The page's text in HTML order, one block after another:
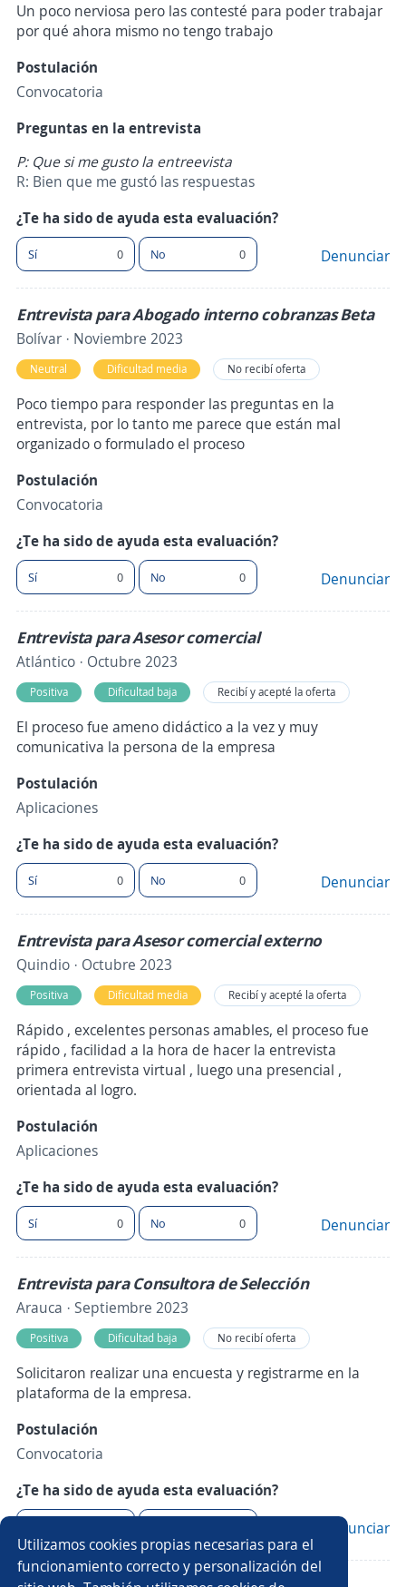
Utilizamos cookies propias necesarias para el
funcionamiento correcto y personalización del
Un poco nerviosa pero las contesté para poder trabajar
por qué ahora mismo no tengo trabajo
Postulación
Convocatoria
Preguntas en la entrevista
P: Que si me gusto la entreevista
R: Bien que me gustó las respuestas
¿Te ha sido de ayuda esta evaluación?
Sí 0 No 0 Denunciar
Entrevista para Abogado interno cobranzas Beta
Bolívar · Noviembre 2023
Neutral Dificultad media No recibí oferta
Poco tiempo para responder las preguntas en la
entrevista, por lo tanto me parece que están mal
organizado o formulado el proceso
Postulación
Convocatoria
¿Te ha sido de ayuda esta evaluación?
Sí 0 No 0 Denunciar
Entrevista para Asesor comercial
Atlántico · Octubre 2023
Positiva Dificultad baja Recibí y acepté la oferta
El proceso fue ameno didáctico a la vez y muy
comunicativa la persona de la empresa
Postulación
Aplicaciones
¿Te ha sido de ayuda esta evaluación?
Sí 0 No 0 Denunciar
Entrevista para Asesor comercial externo
Quindio · Octubre 2023
Positiva Dificultad media Recibí y acepté la oferta
Rápido , excelentes personas amables, el proceso fue
rápido , facilidad a la hora de hacer la entrevista
primera entrevista virtual , luego una presencial ,
orientada al logro.
Postulación
Aplicaciones
¿Te ha sido de ayuda esta evaluación?
Sí 0 No 0 Denunciar
Entrevista para Consultora de Selección
Arauca · Septiembre 2023
Positiva Dificultad baja No recibí oferta
Solicitaron realizar una encuesta y registrarme en la
plataforma de la empresa.
Postulación
Convocatoria
¿Te ha sido de ayuda esta evaluación?
Denunciar